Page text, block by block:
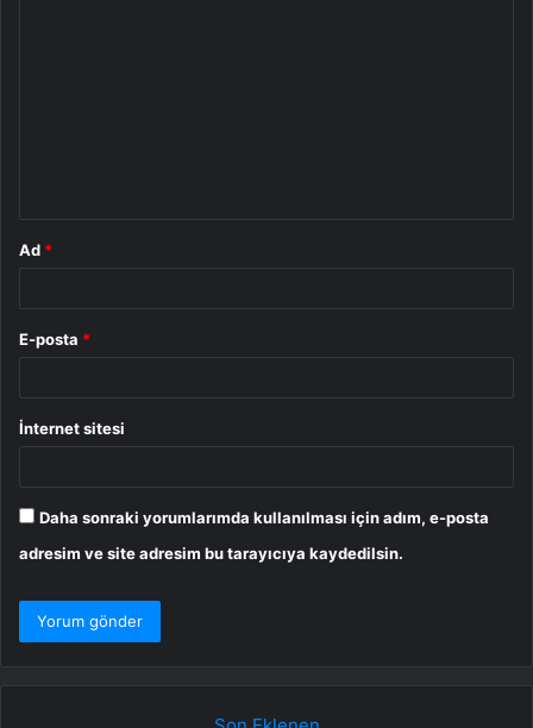
Ad *
E-posta *
İnternet sitesi
Daha sonraki yorumlarımda kullanılması için adım, e-posta
adresim ve site adresim bu tarayıcıya kaydedilsin.